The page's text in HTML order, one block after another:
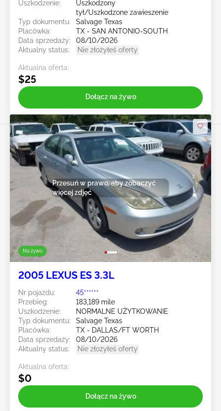
Uszkodzenie:
Uszkodzony
tył/Uszkodzone zawieszenie
Typ dokumentu:
Salvage Texas
Placówka:
TX - SAN ANTONIO-SOUTH
Data sprzedaży:
08/10/2026
Aktualny status:
Nie złożyłeś oferty
Aktualna oferta:
$25
Dołącz na żywo
Na żywo
Przesuń w prawo, aby zobaczyć
więcej zdjęć
2005 LEXUS ES 3.3L
Nr pojazdu:
45******
Przebieg:
183,189 mile
Uszkodzenie:
NORMALNE UŻYTKOWANIE
Typ dokumentu:
Salvage Texas
Placówka:
TX - DALLAS/FT WORTH
Data sprzedaży:
08/10/2026
Aktualny status:
Nie złożyłeś oferty
Aktualna oferta:
$0
Dołącz na żywo